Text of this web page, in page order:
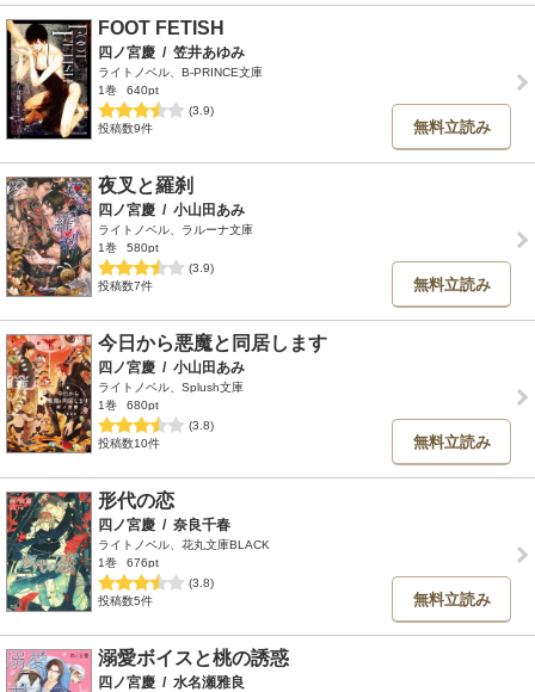
FOOT FETISH
四ノ宮慶 / 笠井あゆみ
ライトノベル、B-PRINCE文庫
1巻
640pt
(3.9)
投稿数9件
無料立読み
夜叉と羅刹
四ノ宮慶 / 小山田あみ
ライトノベル、ラルーナ文庫
1巻
580pt
(3.9)
投稿数7件
無料立読み
今日から悪魔と同居します
四ノ宮慶 / 小山田あみ
ライトノベル、Splush文庫
1巻
680pt
(3.8)
投稿数10件
無料立読み
形代の恋
四ノ宮慶 / 奈良千春
ライトノベル、花丸文庫BLACK
1巻
676pt
(3.8)
投稿数5件
無料立読み
溺愛ボイスと桃の誘惑
四ノ宮慶 / 水名瀬雅良